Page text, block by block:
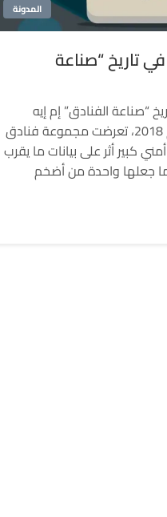
المدونة
في تاريخ “صناعة
“صناعة الفنادق” إم إيه
هوتيلز – خاص في عام 2018، تعرضت مجموعة فنادق
كبير أثر على بيانات ما يقرب
مما جعلها واحدة من أضخم